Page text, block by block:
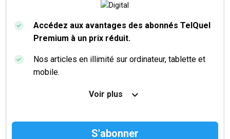
Accédez aux avantages des abonnés TelQuel
Premium à un prix réduit.
Nos articles en illimité sur ordinateur, tablette et
mobile.
Le magazine TelQuel en numérique avant la sortie
Des informations confidentielles résérvées aux
Voir plus